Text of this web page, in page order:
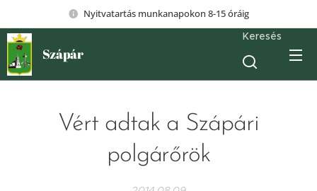
Nyitvatartás munkanapokon 8-15 óráig
Szápár
Keresés
Vért adtak a Szápári
polgárőrök